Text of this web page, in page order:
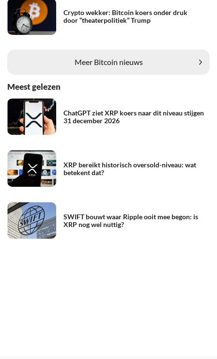
Crypto wekker: Bitcoin koers onder druk
door “theaterpolitiek” Trump
Meer Bitcoin nieuws
Meest gelezen
ChatGPT ziet XRP koers naar dit niveau stijgen
31 december 2026
XRP bereikt historisch oversold-niveau: wat
betekent dat?
SWIFT bouwt waar Ripple ooit mee begon: is
XRP nog wel nuttig?